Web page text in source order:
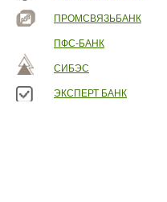
ПРОМСВЯЗЬБАНК
ПФС-БАНК
СИБЭС
ЭКСПЕРТ БАНК